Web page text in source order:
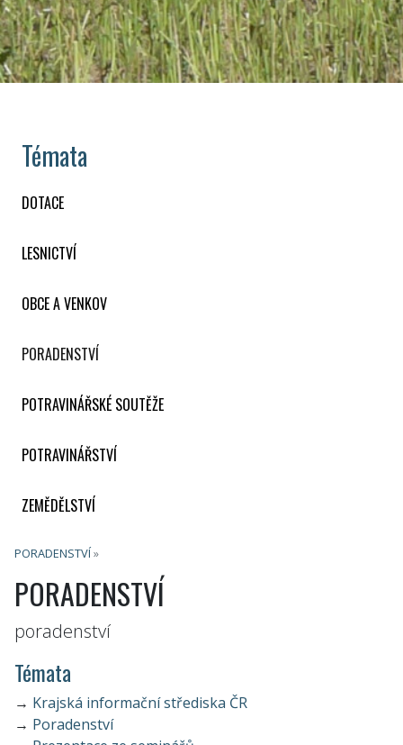
Témata
DOTACE
LESNICTVÍ
OBCE A VENKOV
PORADENSTVÍ
POTRAVINÁŘSKÉ SOUTĚŽE
POTRAVINÁŘSTVÍ
ZEMĚDĚLSTVÍ
PORADENSTVÍ»
PORADENSTVÍ
poradenství
Témata
→ Krajská informační střediska ČR
→ Poradenství